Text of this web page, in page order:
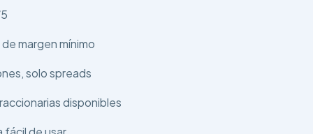
margen mínimo
solo spreads
disponibles